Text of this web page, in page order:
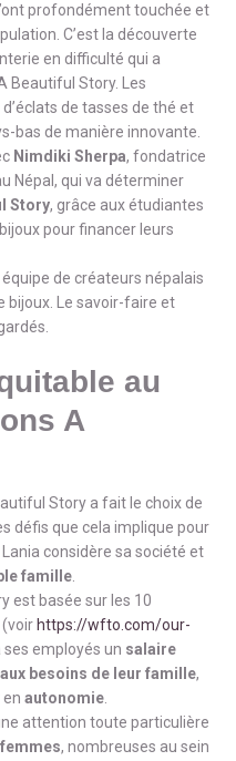
l’ont profondément touchée et
C’est la découverte
en difficulté qui a
Beautiful Story. Les
de tasses de thé et
bas de manière innovante.
Nimdiki Sherpa, fondatrice
Népal, qui va déterminer
Story, grâce aux étudiantes
pour financer leurs
de créateurs népalais
bijoux. Le savoir-faire et
au
A
Story a fait le choix de
défis que cela implique pour
considère sa société et
famille
est basée sur les 10
https://wfto.com/our-
employés un salaire
besoins de leur famille,
en autonomie
attention toute particulière
, nombreuses au sein